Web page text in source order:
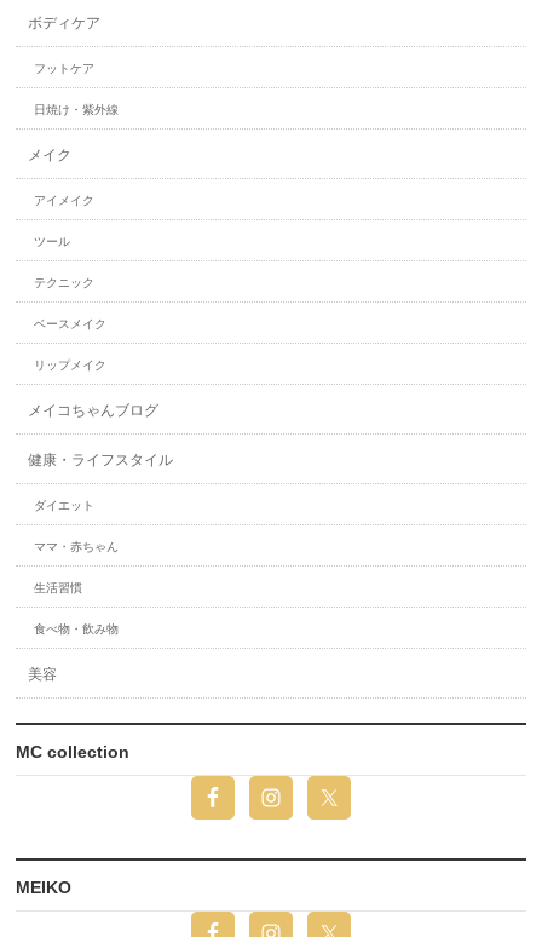
ボディケア
フットケア
日焼け・紫外線
メイク
アイメイク
ツール
テクニック
ベースメイク
リップメイク
メイコちゃんブログ
健康・ライフスタイル
ダイエット
ママ・赤ちゃん
生活習慣
食べ物・飲み物
美容
MC collection
MEIKO